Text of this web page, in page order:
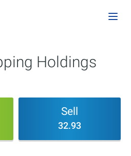
Holdings
Sell
32.93